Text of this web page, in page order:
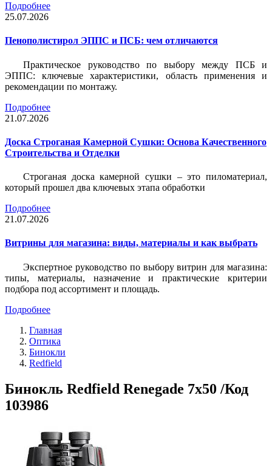
Подробнее
25.07.2026
Пенополистирол ЭППС и ПСБ: чем отличаются
Практическое руководство по выбору между ПСБ и
ЭППС: ключевые характеристики, область применения и
рекомендации по монтажу.
Подробнее
21.07.2026
Доска Строганая Камерной Сушки: Основа Качественного
Строительства и Отделки
Строганая доска камерной сушки – это пиломатериал,
который прошел два ключевых этапа обработки
Подробнее
21.07.2026
Витрины для магазина: виды, материалы и как выбрать
Экспертное руководство по выбору витрин для магазина:
типы, материалы, назначение и практические критерии
подбора под ассортимент и площадь.
Подробнее
Главная
Оптика
Бинокли
Redfield
Бинокль Redfield Renegade 7x50 /Код
103986